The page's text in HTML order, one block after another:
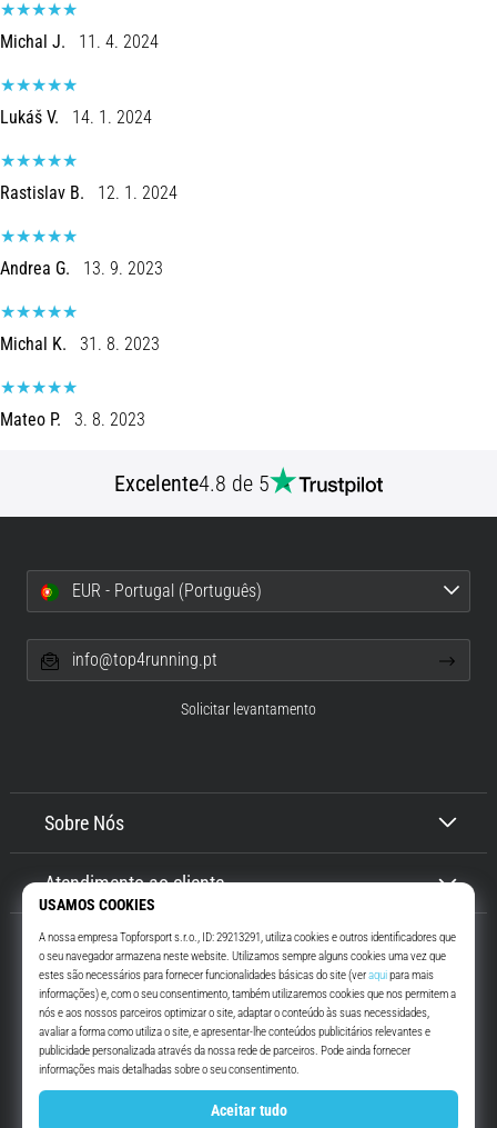
Michal J. 11. 4. 2024
Lukáš V. 14. 1. 2024
Rastislav B. 12. 1. 2024
Andrea G. 13. 9. 2023
Michal K. 31. 8. 2023
Mateo P. 3. 8. 2023
Excelente4.8 de 5
Top4Running.pt
Há mais de 16 anos que te motivamos a saíres de casa e correres. Mais
rápido. Connosco. Todos os dias.
InstagramYouTube
Sobre Nós
Atendimento ao cliente
EUR - Portugal (Português)
info@top4running.pt
Solicitar levantamento